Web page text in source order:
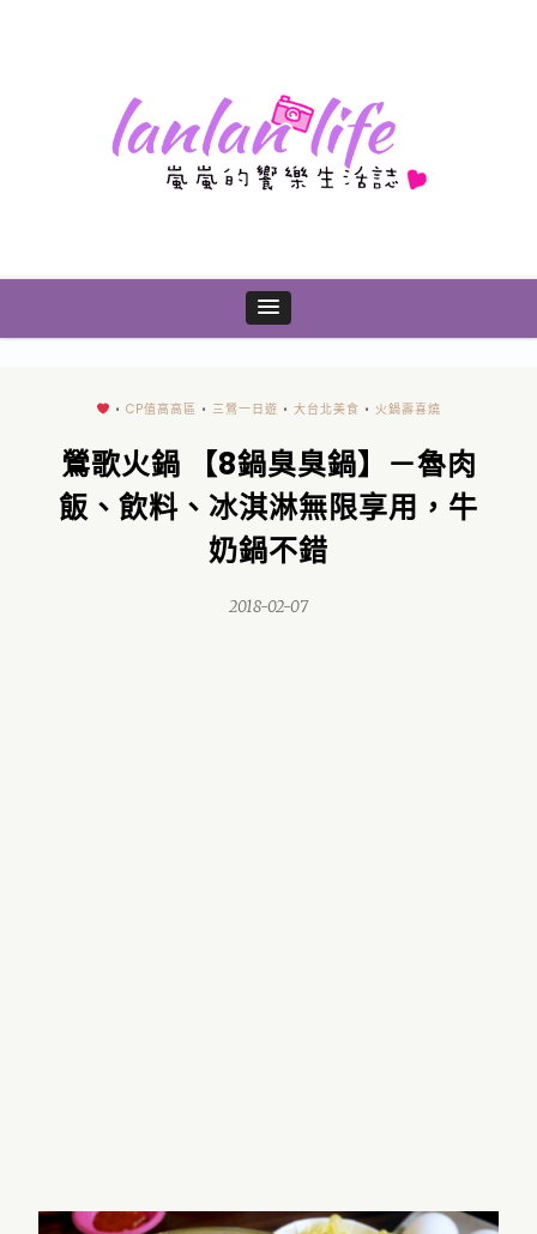
• CP值高高區 • 三鶯一日遊 • 大台北美食 • 火鍋壽喜燒
鶯歌火鍋 【8鍋臭臭鍋】－魯肉
飯、飲料、冰淇淋無限享用，牛
奶鍋不錯
2018-02-07